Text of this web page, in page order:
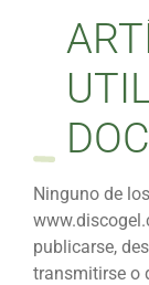
Ninguno de
publicarse,
transmitirse o